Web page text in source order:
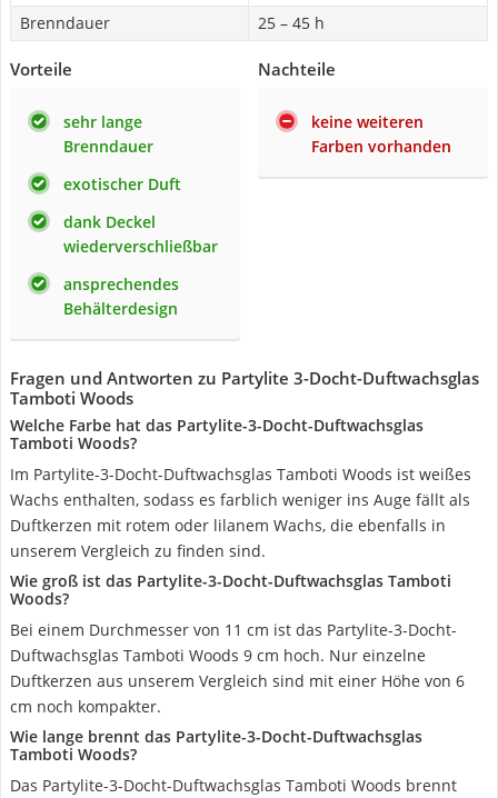
Brenndauer
25 – 45 h
Vorteile
sehr lange
Brenndauer
exotischer Duft
dank Deckel
wiederverschließbar
ansprechendes
Behälterdesign
Nachteile
keine weiteren
Farben vorhanden
Fragen und Antworten zu Partylite 3-Docht-Duftwachsglas
Tamboti Woods
Welche Farbe hat das Partylite-3-Docht-Duftwachsglas
Tamboti Woods?
Im Partylite-3-Docht-Duftwachsglas Tamboti Woods ist weißes
Wachs enthalten, sodass es farblich weniger ins Auge fällt als
Duftkerzen mit rotem oder lilanem Wachs, die ebenfalls in
unserem Vergleich zu finden sind.
Wie groß ist das Partylite-3-Docht-Duftwachsglas Tamboti
Woods?
Bei einem Durchmesser von 11 cm ist das Partylite-3-Docht-
Duftwachsglas Tamboti Woods 9 cm hoch. Nur einzelne
Duftkerzen aus unserem Vergleich sind mit einer Höhe von 6
cm noch kompakter.
Wie lange brennt das Partylite-3-Docht-Duftwachsglas
Tamboti Woods?
Das Partylite-3-Docht-Duftwachsglas Tamboti Woods brennt